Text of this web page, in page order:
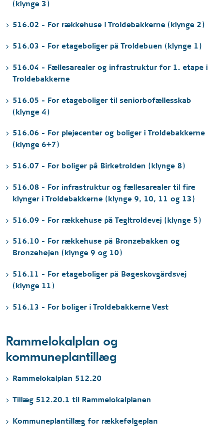
(klynge 3)
516.02 - For rækkehuse i Troldebakkerne (klynge 2)
516.03 - For etageboliger på Troldebuen (klynge 1)
516.04 - Fællesarealer og infrastruktur for 1. etape i
Troldebakkerne
516.05 - For etageboliger til seniorbofællesskab
(klynge 4)
516.06 - For plejecenter og boliger i Troldebakkerne
(klynge 6+7)
516.07 - For boliger på Birketrolden (klynge 8)
516.08 - For infrastruktur og fællesarealer til fire
klynger i Troldebakkerne (klynge 9, 10, 11 og 13)
516.09 - For rækkehuse på Tegltroldevej (klynge 5)
516.10 - For rækkehuse på Bronzebakken og
Bronzehøjen (klynge 9 og 10)
516.11 - For etageboliger på Bøgeskovgårdsvej
(klynge 11)
516.13 - For boliger i Troldebakkerne Vest
Rammelokalplan og
kommuneplantillæg
Rammelokalplan 512.20
Tillæg 512.20.1 til Rammelokalplanen
Kommuneplantillæg for rækkefølgeplan